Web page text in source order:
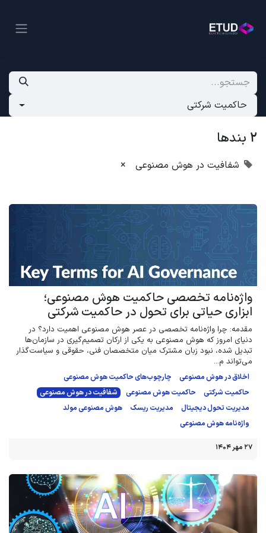
حاکمیت شرکتی
2 بندها
شفافیت در هوش مصنوعی ×
واژه‌نامه تخصصی حاکمیت هوش مصنوعی؛
ابزاری حیاتی برای تحول در حاکمیت شرکتی
مقدمه: چرا واژه‌نامه تخصصی در عصر هوش مصنوعی اهمیت دارد؟ در
دنیای امروز که هوش مصنوعی به یکی از ارکان تصمیم‌گیری در سازمان‌ها
تبدیل شده، نبود زبان مشترک میان متخصصان فنی، حقوقی و سیاست‌گذار
می‌تواند م...
اخلاق در هوش مصنوعی
چارچوب‌های حاکمیت هوش مصنوعی
حاکمیت شرکتی
حاکمیت هوش مصنوعی
شفافیت در هوش مصنوعی
مدیریت تحول دیجیتال
مدیریت ریسک
هوش مصنوعی مولد
واژه‌نامه هوش مصنوعی
۲۷ مهر ۱۴۰۴